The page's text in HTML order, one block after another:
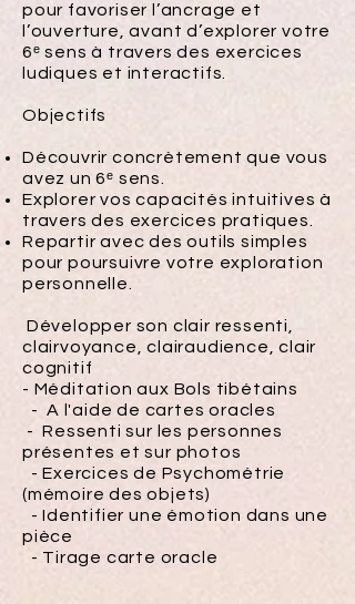
pour favoriser l’ancrage et
l’ouverture, avant d’explorer votre
6ᵉ sens à travers des exercices
ludiques et interactifs.
Objectifs
Découvrir concrètement que vous
avez un 6ᵉ sens.
Explorer vos capacités intuitives à
travers des exercices pratiques.
Repartir avec des outils simples
pour poursuivre votre exploration
personnelle.
Développer son clair ressenti,
clairvoyance, clairaudience, clair
cognitif
- Méditation aux Bols tibétains
- A l'aide de cartes oracles
- Ressenti sur les personnes
présentes et sur photos
- Exercices de Psychométrie
(mémoire des objets)
- Identifier une émotion dans une
pièce
- Tirage carte oracle